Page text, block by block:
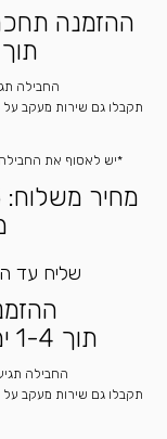
ההזמנה
תוך 5 ימי
החבילה
תקבלו גם שירות מעקב
*יש לאסוף את החבילה בתוך 48 מרגע הגעתה
שליח עד
תוך 1-4 ימי עסקים עד הבית!
החבילה
תקבלו גם שירות מעקב